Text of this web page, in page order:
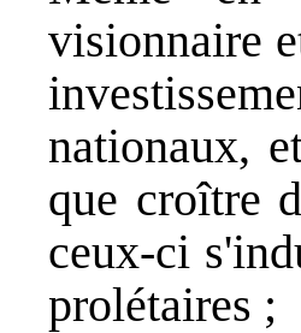
visionnaire
nationaux,
que croître
ceux-ci
prolétaires ;